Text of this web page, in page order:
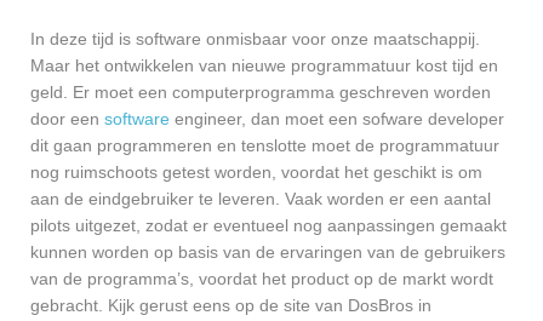
In deze tijd is software onmisbaar voor onze maatschappij.
Maar het ontwikkelen van nieuwe programmatuur kost tijd en
geld. Er moet een computerprogramma geschreven worden
door een software engineer, dan moet een sofware developer
dit gaan programmeren en tenslotte moet de programmatuur
nog ruimschoots getest worden, voordat het geschikt is om
aan de eindgebruiker te leveren. Vaak worden er een aantal
pilots uitgezet, zodat er eventueel nog aanpassingen gemaakt
kunnen worden op basis van de ervaringen van de gebruikers
van de programma’s, voordat het product op de markt wordt
gebracht. Kijk gerust eens op de site van DosBros in